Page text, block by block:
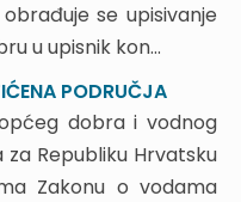
I
(OPĆEG DOBRA)
JAVNE CESTE
se upisivanje
u upisnik kon...
PODRUČJA
dobra i vodnog
Republiku Hrvatsku
Zakonu o vodama